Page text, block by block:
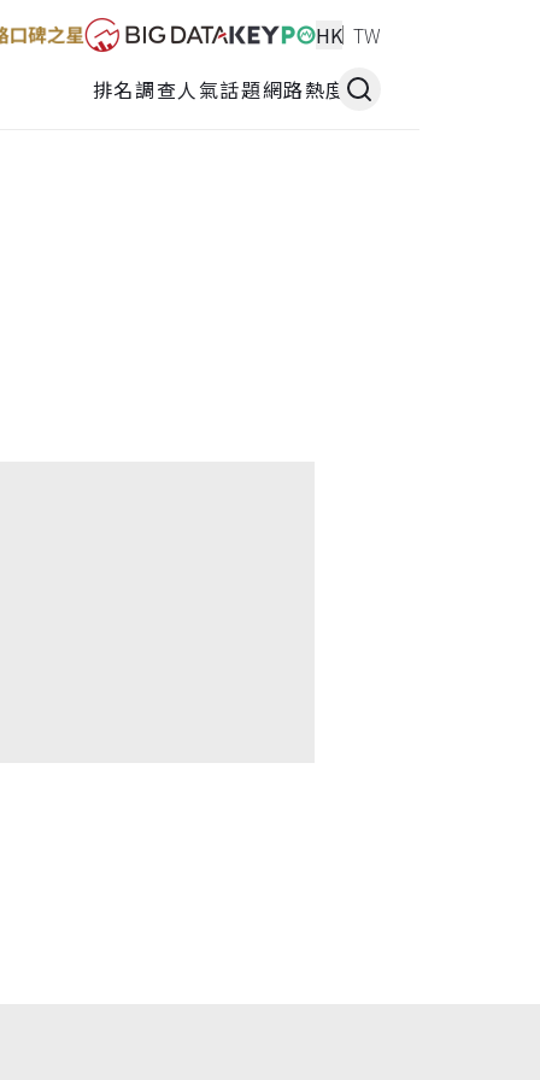
HK TW
排名調查人氣話題網路熱度